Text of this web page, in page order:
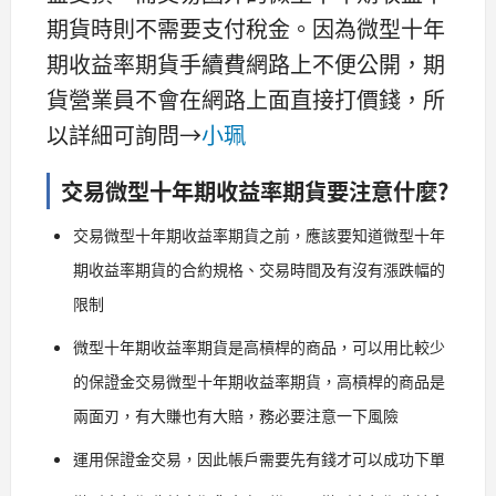
期貨時則不需要支付稅金。因為微型十年
期收益率期貨手續費網路上不便公開，期
貨營業員不會在網路上面直接打價錢，所
以詳細可詢問→小珮
交易微型十年期收益率期貨要注意什麼?
交易微型十年期收益率期貨之前，應該要知道微型十年
期收益率期貨的合約規格、交易時間及有沒有漲跌幅的
限制
微型十年期收益率期貨是高槓桿的商品，可以用比較少
的保證金交易微型十年期收益率期貨，高槓桿的商品是
兩面刃，有大賺也有大賠，務必要注意一下風險
運用保證金交易，因此帳戶需要先有錢才可以成功下單